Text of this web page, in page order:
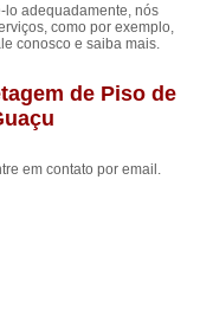
lo adequadamente, nós
como por exemplo,
conosco e saiba mais.
de Piso de
em contato por email.